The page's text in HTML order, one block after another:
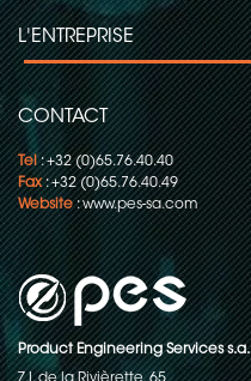
CONTACT
Tel: +32 (0)65.76.40.40
Fax: +32 (0)65.76.40.49
Website:www.pes-sa.com
Product Engineering Services s.a.
L'ENTREPRISE